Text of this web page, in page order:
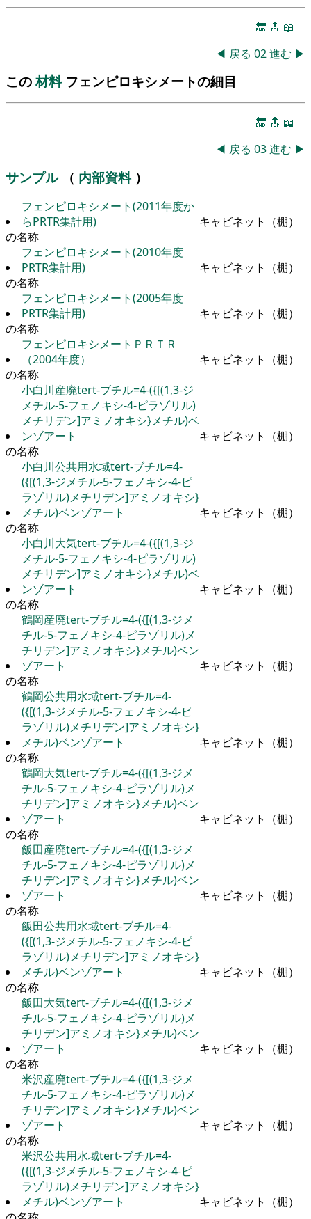
🔚 🔝 📖
◀ 戻る 02進む ▶
この材料 フェンピロキシメートの細目
🔚 🔝 📖
◀ 戻る 03進む ▶
サンプル （ 内部資料 ）
フェンピロキシメート(2011年度か
らPRTR集計用)
キャビネット（棚）
の名称
フェンピロキシメート(2010年度
PRTR集計用)
キャビネット（棚）
の名称
フェンピロキシメート(2005年度
PRTR集計用)
キャビネット（棚）
の名称
フェンピロキシメートＰＲＴＲ
（2004年度）
キャビネット（棚）
の名称
小白川産廃tert-ブチル=4-({[(1,3-ジ
メチル-5-フェノキシ-4-ピラゾリル)
メチリデン]アミノオキシ}メチル)ベ
ンゾアート
キャビネット（棚）
の名称
小白川公共用水域tert-ブチル=4-
({[(1,3-ジメチル-5-フェノキシ-4-ピ
ラゾリル)メチリデン]アミノオキシ}
メチル)ベンゾアート
キャビネット（棚）
の名称
小白川大気tert-ブチル=4-({[(1,3-ジ
メチル-5-フェノキシ-4-ピラゾリル)
メチリデン]アミノオキシ}メチル)ベ
ンゾアート
キャビネット（棚）
の名称
鶴岡産廃tert-ブチル=4-({[(1,3-ジメ
チル-5-フェノキシ-4-ピラゾリル)メ
チリデン]アミノオキシ}メチル)ベン
ゾアート
キャビネット（棚）
の名称
鶴岡公共用水域tert-ブチル=4-
({[(1,3-ジメチル-5-フェノキシ-4-ピ
ラゾリル)メチリデン]アミノオキシ}
メチル)ベンゾアート
キャビネット（棚）
の名称
鶴岡大気tert-ブチル=4-({[(1,3-ジメ
チル-5-フェノキシ-4-ピラゾリル)メ
チリデン]アミノオキシ}メチル)ベン
ゾアート
キャビネット（棚）
の名称
飯田産廃tert-ブチル=4-({[(1,3-ジメ
チル-5-フェノキシ-4-ピラゾリル)メ
チリデン]アミノオキシ}メチル)ベン
ゾアート
キャビネット（棚）
の名称
飯田公共用水域tert-ブチル=4-
({[(1,3-ジメチル-5-フェノキシ-4-ピ
ラゾリル)メチリデン]アミノオキシ}
メチル)ベンゾアート
キャビネット（棚）
の名称
飯田大気tert-ブチル=4-({[(1,3-ジメ
チル-5-フェノキシ-4-ピラゾリル)メ
チリデン]アミノオキシ}メチル)ベン
ゾアート
キャビネット（棚）
の名称
米沢産廃tert-ブチル=4-({[(1,3-ジメ
チル-5-フェノキシ-4-ピラゾリル)メ
チリデン]アミノオキシ}メチル)ベン
ゾアート
キャビネット（棚）
の名称
米沢公共用水域tert-ブチル=4-
({[(1,3-ジメチル-5-フェノキシ-4-ピ
ラゾリル)メチリデン]アミノオキシ}
メチル)ベンゾアート
キャビネット（棚）